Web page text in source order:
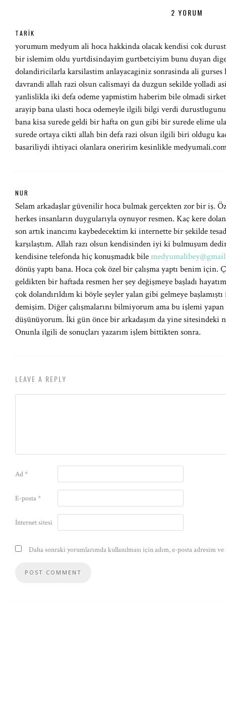
2 YORUM
TARIK
yorumum medyum ali hoca hakkinda olacak kendisi cok
bir islemim oldu yurtdisindayim gurtbetciyim bunu duyan
dolandiricilarla karsilastim anlayacaginiz sonrasinda ali
davrandi allah razi olsun calismayi da duzgun sekilde yolladi
yanlislikla iki defa odeme yapmistim haberim bile olmadi
arayip bana ulasti hoca odemeyle ilgili bilgi verdi
bana kisa surede geldi bir hafta on gun gibi bir surede elime
surede ortaya cikti allah bin defa razi olsun ilgili biri oldugu
basariliydi ihtiyaci olanlara oneririm kesinlikle
NUR
Selam arkadaşlar güvenilir hoca bulmak gerçekten zor bir iş.
herkes insanların duygularıyla oynuyor resmen. Kaç kere
son artık inancımı kaybedecektim ki internette bir şekilde
karşılaştım. Allah razı olsun kendisinden iyi ki bulmuşum
kendisine telefonda hiç konuşmadık bile
dönüş yaptı bana. Hoca çok özel bir çalışma yaptı benim için.
geldikten bir haftada resmen her şey değişmeye başladı
çok dolandırıldım ki böyle şeyler yalan gibi gelmeye
demişim. Diğer çalışmalarını bilmiyorum ama bu işlemi
düşünüyorum. İki gün önce bir arkadaşım da yine sitesindeki
Onunla ilgili de sonuçları yazarım işlem bittikten sonra.
LEAVE A REPLY
Ad*
E-posta*
İnternet sitesi
Daha sonraki yorumlarımda kullanılması için adım, e-posta adresim